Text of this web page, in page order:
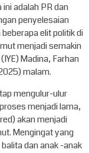
adalah PR dan
penyelesaian
elit politik di
menjadi semakin
Madina, Farhan
malam.
mengulur-ulur
menjadi lama,
akan menjadi
Mengingat yang
dan anak -anak